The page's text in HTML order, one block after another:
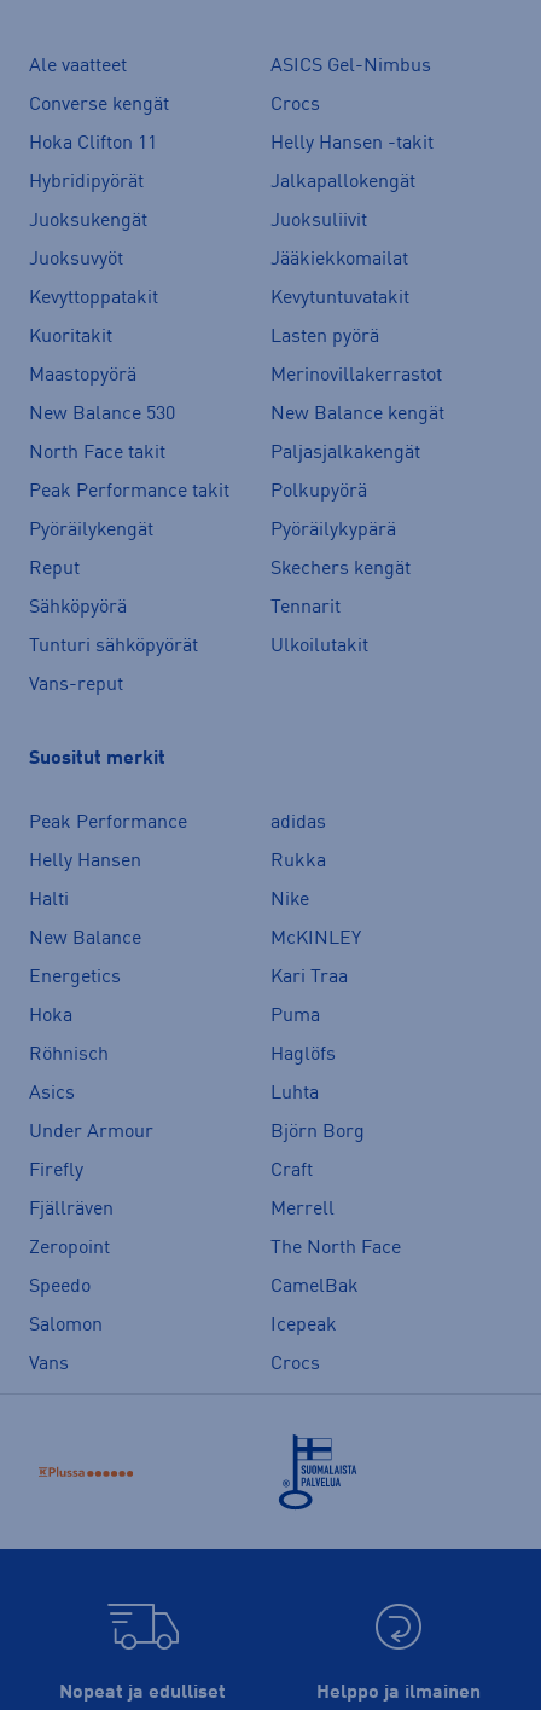
Ale vaatteet
ASICS Gel-Nimbus
Converse kengät
Crocs
Hoka Clifton 11
Helly Hansen -takit
Hybridipyörät
Jalkapallokengät
Juoksukengät
Juoksuliivit
Juoksuvyöt
Jääkiekkomailat
Kevyttoppatakit
Kevytuntuvatakit
Kuoritakit
Lasten pyörä
Maastopyörä
Merinovillakerrastot
New Balance 530
New Balance kengät
North Face takit
Paljasjalkakengät
Peak Performance takit
Polkupyörä
Pyöräilykengät
Pyöräilykypärä
Reput
Skechers kengät
Sähköpyörä
Tennarit
Tunturi sähköpyörät
Ulkoilutakit
Vans-reput
Suositut merkit
Peak Performance
adidas
Helly Hansen
Rukka
Halti
Nike
New Balance
McKINLEY
Energetics
Kari Traa
Hoka
Puma
Röhnisch
Haglöfs
Asics
Luhta
Under Armour
Björn Borg
Firefly
Craft
Fjällräven
Merrell
Zeropoint
The North Face
Speedo
CamelBak
Salomon
Icepeak
Vans
Crocs
Nopeat ja edulliset
Helppo ja ilmainen